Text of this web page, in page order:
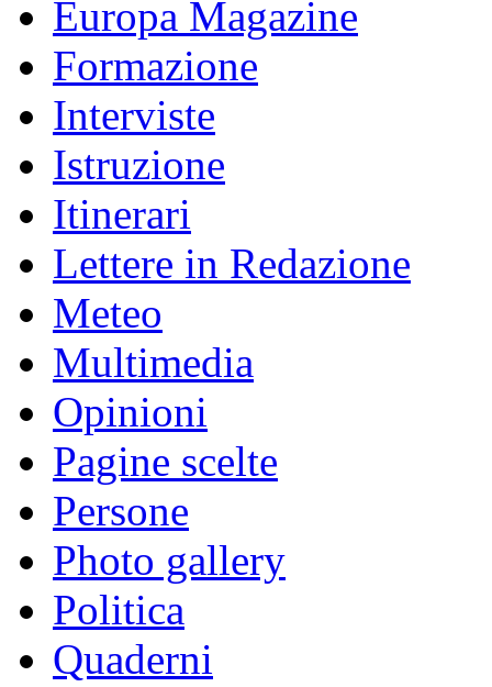
Europa Magazine
Formazione
Interviste
Istruzione
Itinerari
Lettere in Redazione
Meteo
Multimedia
Opinioni
Pagine scelte
Persone
Photo gallery
Politica
Quaderni